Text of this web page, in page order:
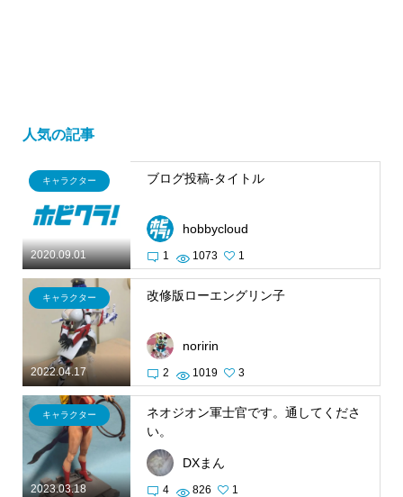
人気の記事
2020.09.01
キャラクター ブログ投稿-タイトル
hobbycloud
1 1073 1
2022.04.17
キャラクター 改修版ローエングリン子
noririn
2 1019 3
2023.03.18
キャラクター
ネオジオン軍士官です。通してくださ
い。
DXまん
4 826 1